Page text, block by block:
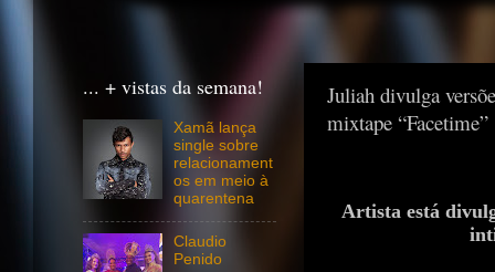
Juliah divulga
mixtape “Facetime”
Artista está
... + vistas da semana!
Xamã lança
single sobre
relacionament
os em meio à
quarentena
Claudio
Penido